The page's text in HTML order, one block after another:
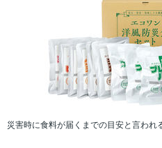
災害時に食料が届くまでの目安と言われ